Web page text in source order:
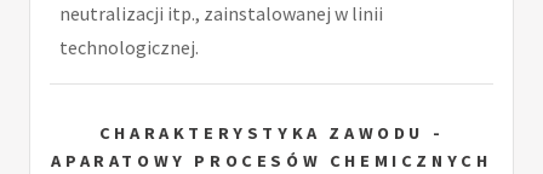
neutralizacji itp., zainstalowanej w linii
technologicznej.
CHARAKTERYSTYKA ZAWODU -
APARATOWY PROCESÓW CHEMICZNYCH